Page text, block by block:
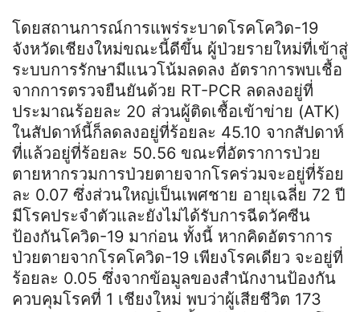
โดยสถานการณ์การแพร่ระบาดโรคโควิด-19
จังหวัดเชียงใหม่ขณะนี้ดีขึ้น ผู้ป่วยรายใหม่ที่เข้าสู่
ระบบการรักษามีแนวโน้มลดลง อัตราการพบเชื้อ
จากการตรวจยืนยันด้วย RT-PCR ลดลงอยู่ที่
ประมาณร้อยละ 20 ส่วนผู้ติดเชื้อเข้าข่าย (ATK)
ในสัปดาห์นี้ก็ลดลงอยู่ที่ร้อยละ 45.10 จากสัปดาห์
ที่แล้วอยู่ที่ร้อยละ 50.56 ขณะที่อัตราการป่วย
ตายหากรวมการป่วยตายจากโรคร่วมจะอยู่ที่ร้อย
ละ 0.07 ซึ่งส่วนใหญ่เป็นเพศชาย อายุเฉลี่ย 72 ปี
มีโรคประจำตัวและยังไม่ได้รับการฉีดวัคซีน
ป้องกันโควิด-19 มาก่อน ทั้งนี้ หากคิดอัตราการ
ป่วยตายจากโรคโควิด-19 เพียงโรคเดียว จะอยู่ที่
ร้อยละ 0.05 ซึ่งจากข้อมูลของสำนักงานป้องกัน
ควบคุมโรคที่ 1 เชียงใหม่ พบว่าผู้เสียชีวิต 173